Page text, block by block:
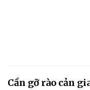
Cần gỡ rào cản